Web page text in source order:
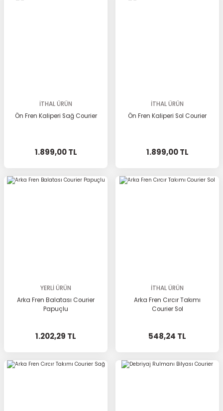
İTHAL ÜRÜN
Ön Fren Kaliperi Sağ Courier
1.899,00 TL
İTHAL ÜRÜN
Ön Fren Kaliperi Sol Courier
1.899,00 TL
YERLİ ÜRÜN
Arka Fren Balatası Courier
Papuçlu
1.202,29 TL
İTHAL ÜRÜN
Arka Fren Cırcır Takımı
Courier Sol
548,24 TL